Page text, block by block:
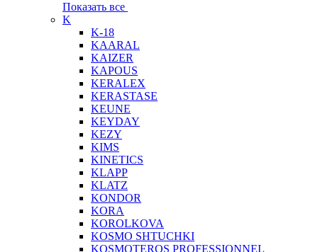
Показать все
K
K-18
KAARAL
KAIZER
KAPOUS
KERALEX
KERASTASE
KEUNE
KEYDAY
KEZY
KIMS
KINETICS
KLAPP
KLATZ
KONDOR
KORA
KOROLKOVA
KOSMO SHTUCHKI
KOSMOTEROS PROFESSIONNEL